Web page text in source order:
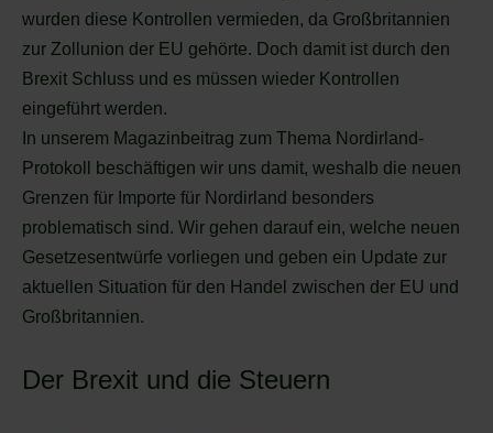
wurden diese Kontrollen vermieden, da Großbritannien
zur Zollunion der EU gehörte. Doch damit ist durch den
Brexit Schluss und es müssen wieder Kontrollen
eingeführt werden.
In unserem Magazinbeitrag zum Thema Nordirland-
Protokoll beschäftigen wir uns damit, weshalb die neuen
Grenzen für Importe für Nordirland besonders
problematisch sind. Wir gehen darauf ein, welche neuen
Gesetzesentwürfe vorliegen und geben ein Update zur
aktuellen Situation für den Handel zwischen der EU und
Großbritannien.
Der Brexit und die Steuern